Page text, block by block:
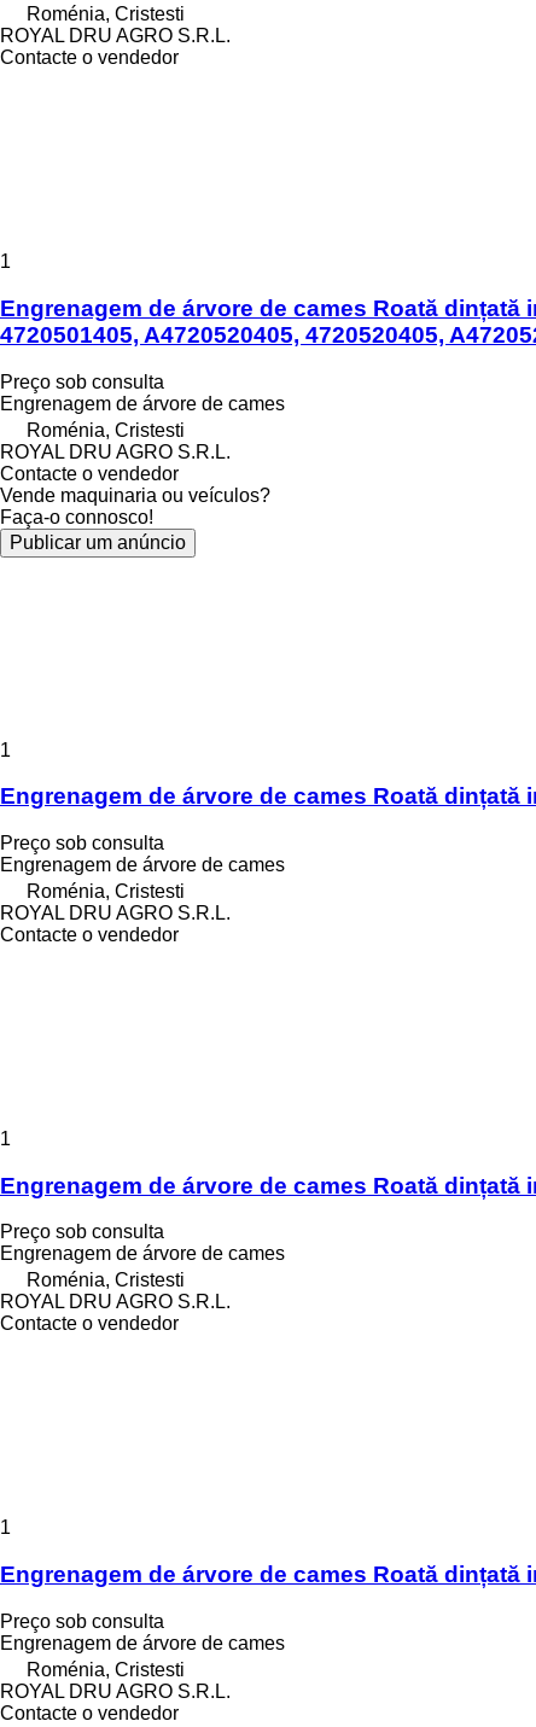
Roménia, Cristesti
ROYAL DRU AGRO S.R.L.
Contacte o vendedor
1
Engrenagem de árvore de cames Roată dințată
4720501405, A4720520405, 4720520405,
Preço sob consulta
Engrenagem de árvore de cames
Roménia, Cristesti
ROYAL DRU AGRO S.R.L.
Contacte o vendedor
Vende maquinaria ou veículos?
Faça-o connosco!
Publicar um anúncio
1
Engrenagem de árvore de cames Roată dințată
Preço sob consulta
Engrenagem de árvore de cames
Roménia, Cristesti
ROYAL DRU AGRO S.R.L.
Contacte o vendedor
1
Engrenagem de árvore de cames Roată dințată
Preço sob consulta
Engrenagem de árvore de cames
Roménia, Cristesti
ROYAL DRU AGRO S.R.L.
Contacte o vendedor
1
Engrenagem de árvore de cames Roată dințată
Preço sob consulta
Engrenagem de árvore de cames
Roménia, Cristesti
ROYAL DRU AGRO S.R.L.
Contacte o vendedor